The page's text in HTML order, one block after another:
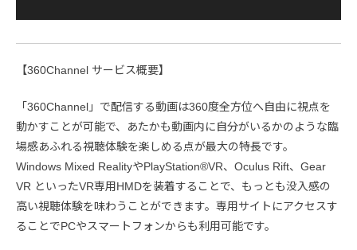
【360Channel サービス概要】
「360Channel」で配信する動画は360度全方位へ自由に視点を
動かすことが可能で、あたかも動画内に自分がいるかのような臨
場感あふれる視聴体験を楽しめる点が最大の特長です。
Windows Mixed RealityやPlayStation®VR、Oculus Rift、Gear
VR といったVR専用HMDを装着することで、もっとも没入感の
高い視聴体験を味わうことができます。専用サイトにアクセスす
ることでPCやスマートフォンからも利用可能です。